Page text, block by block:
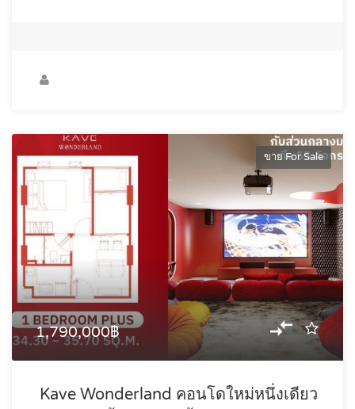
ขาย For Sale
1,790,000฿
Kave Wonderland คอนโดใหม่หนึ่งเดียว